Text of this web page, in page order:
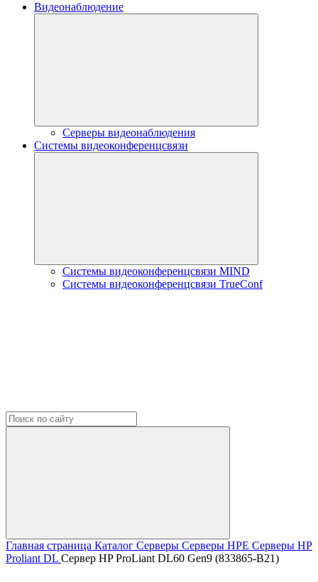
Видеонаблюдение
Серверы видеонаблюдения
Системы видеоконференцсвязи
Системы видеоконференцсвязи MIND
Системы видеоконференцсвязи TrueConf
Главная страница Каталог Серверы Серверы HPE Серверы HP
Proliant DL Сервер HP ProLiant DL60 Gen9 (833865-B21)